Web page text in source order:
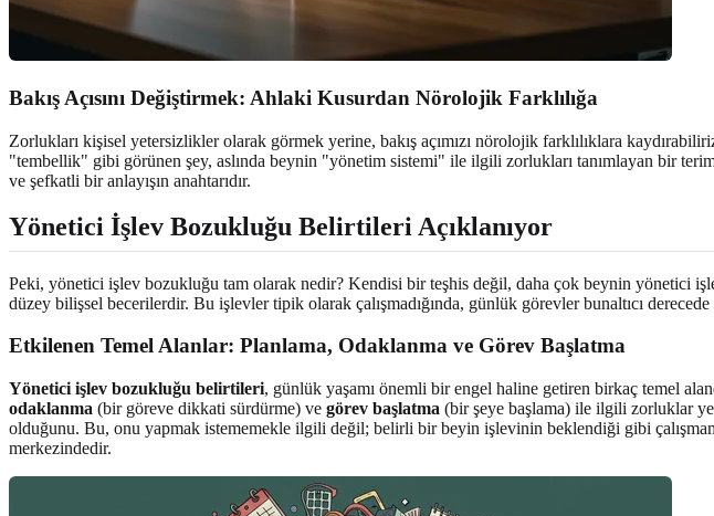
Bakış Açısını Değiştirmek: Ahlaki Kusurdan Nörolojik Farklılığa
Zorlukları kişisel yetersizlikler olarak görmek yerine, bakış açımızı nörolojik farklılıklara
"tembellik" gibi görünen şey, aslında beynin "yönetim sistemi" ile ilgili zorlukları tanımlayan bir
ve şefkatli bir anlayışın anahtarıdır.
Yönetici İşlev Bozukluğu Belirtileri Açıklanıyor
Peki, yönetici işlev bozukluğu tam olarak nedir? Kendisi bir teşhis değil, daha çok beynin yönetici
düzey bilişsel becerilerdir. Bu işlevler tipik olarak çalışmadığında, günlük görevler bunaltıcı derecede
Etkilenen Temel Alanlar: Planlama, Odaklanma ve Görev Başlatma
Yönetici işlev bozukluğu belirtileri, günlük yaşamı önemli bir engel haline getiren birkaç temel
odaklanma (bir göreve dikkati sürdürme) ve görev başlatma (bir şeye başlama) ile ilgili zorluklar
olduğunu. Bu, onu yapmak istememekle ilgili değil; belirli bir beyin işlevinin beklendiği gibi
merkezindedir.